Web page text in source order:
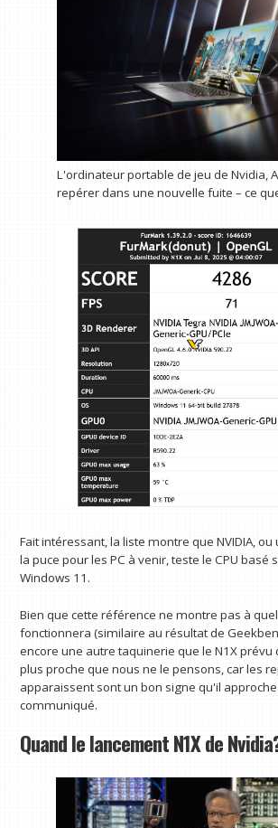
L'ordinateur portable de jeu de Nvidia,
repérer dans une nouvelle fuite – ce
Fait intéressant, la liste montre que NVIDIA,
la puce pour les PC à venir, teste le CPU basé
Windows 11.
Bien que cette référence ne montre pas à
fonctionnera (similaire au résultat de
encore une autre taquinerie que le N1X prévu
plus proche que nous ne le pensons, car les
apparaissent sont un bon signe qu'il
communiqué.
Quand le lancement N1X de